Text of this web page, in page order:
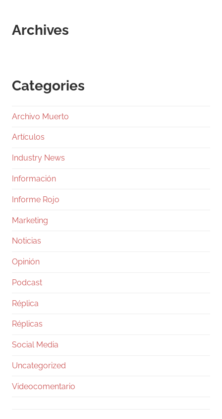
Archives
Categories
Archivo Muerto
Artículos
Industry News
Información
Informe Rojo
Marketing
Noticias
Opinión
Podcast
Réplica
Réplicas
Social Media
Uncategorized
Videocomentario